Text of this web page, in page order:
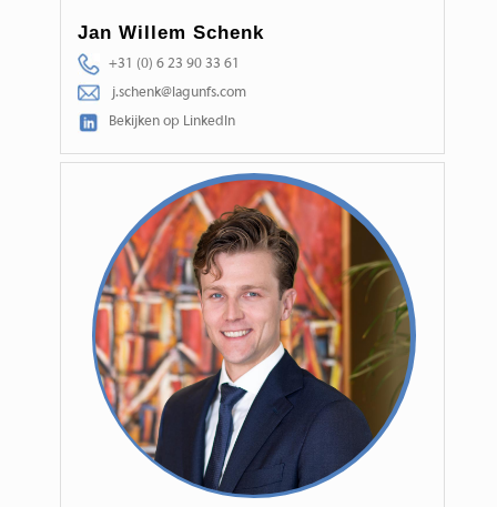
Jan Willem Schenk
+31 (0) 6 23 90 33 61
j.schenk@lagunfs.com
Bekijken op LinkedIn